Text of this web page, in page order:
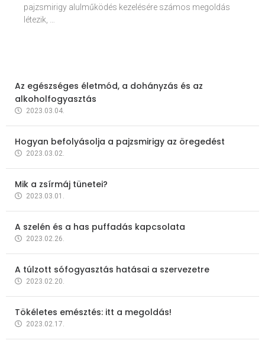
pajzsmirigy alulműködés kezelésére számos megoldás
létezik, …
Az egészséges életmód, a dohányzás és az
alkoholfogyasztás
2023.03.04.
Hogyan befolyásolja a pajzsmirigy az öregedést
2023.03.02.
Mik a zsírmáj tünetei?
2023.03.01.
A szelén és a has puffadás kapcsolata
2023.02.26.
A túlzott sófogyasztás hatásai a szervezetre
2023.02.20.
Tökéletes emésztés: itt a megoldás!
2023.02.17.